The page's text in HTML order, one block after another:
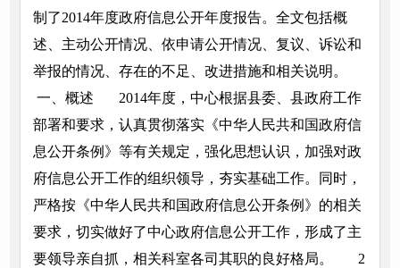
制了2014年度政府信息公开年度报告。全文包括概
述、主动公开情况、依申请公开情况、复议、诉讼和
举报的情况、存在的不足、改进措施和相关说明。
一、概述 2014年度，中心根据县委、县政府工作
部署和要求，认真贯彻落实《中华人民共和国政府信
息公开条例》等有关规定，强化思想认识，加强对政
府信息公开工作的组织领导，夯实基础工作。同时，
严格按《中华人民共和国政府信息公开条例》的相关
要求，切实做好了中心政府信息公开工作，形成了主
要领导亲自抓，相关科室各司其职的良好格局。 2